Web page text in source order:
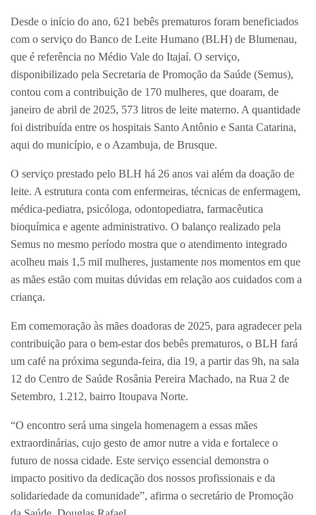
Desde o início do ano, 621 bebês prematuros foram beneficiados
com o serviço do Banco de Leite Humano (BLH) de Blumenau,
que é referência no Médio Vale do Itajaí. O serviço,
disponibilizado pela Secretaria de Promoção da Saúde (Semus),
contou com a contribuição de 170 mulheres, que doaram, de
janeiro de abril de 2025, 573 litros de leite materno. A quantidade
foi distribuída entre os hospitais Santo Antônio e Santa Catarina,
aqui do município, e o Azambuja, de Brusque.
O serviço prestado pelo BLH há 26 anos vai além da doação de
leite. A estrutura conta com enfermeiras, técnicas de enfermagem,
médica-pediatra, psicóloga, odontopediatra, farmacêutica
bioquímica e agente administrativo. O balanço realizado pela
Semus no mesmo período mostra que o atendimento integrado
acolheu mais 1,5 mil mulheres, justamente nos momentos em que
as mães estão com muitas dúvidas em relação aos cuidados com a
criança.
Em comemoração às mães doadoras de 2025, para agradecer pela
contribuição para o bem-estar dos bebês prematuros, o BLH fará
um café na próxima segunda-feira, dia 19, a partir das 9h, na sala
12 do Centro de Saúde Rosânia Pereira Machado, na Rua 2 de
Setembro, 1.212, bairro Itoupava Norte.
“O encontro será uma singela homenagem a essas mães
extraordinárias, cujo gesto de amor nutre a vida e fortalece o
futuro de nossa cidade. Este serviço essencial demonstra o
impacto positivo da dedicação dos nossos profissionais e da
solidariedade da comunidade”, afirma o secretário de Promoção